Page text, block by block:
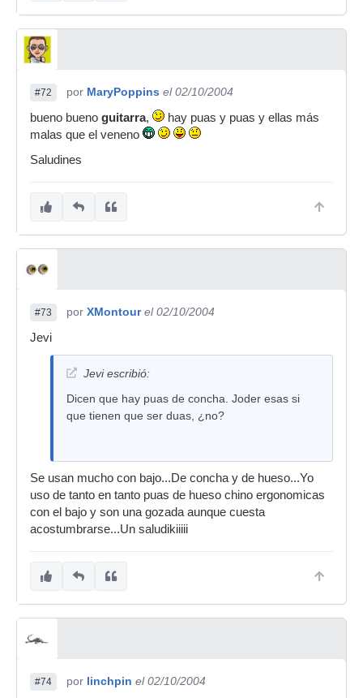
#72 por MaryPoppins el 02/10/2004
bueno bueno guitarra,
hay puas y puas y ellas más
malas que el veneno
Saludines
#73 por XMontour el 02/10/2004
Jevi
Jevi escribió:
Dicen que hay puas de concha. Joder esas si
que tienen que ser duas, ¿no?
Se usan mucho con bajo...De concha y de hueso...Yo
uso de tanto en tanto puas de hueso chino ergonomicas
con el bajo y son una gozada aunque cuesta
acostumbrarse...Un saludikiiiii
#74 por linchpin el 02/10/2004